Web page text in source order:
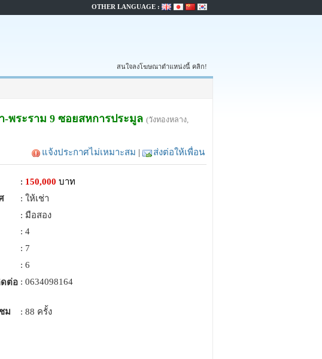
สนใจลงโฆษณาตำแหน่งนี้ คลิก!
OTHER LANGUAGE :
-พระราม 9 ซอยสหการประมูล (วังทองหลาง,
แจ้งประกาศไม่เหมาะสม | ส่งต่อให้เพื่อน
: 150,000 บาท
: ให้เช่า
: มือสอง
: 4
: 7
: 6
ดต่อ : 0634098164
ม : 88 ครั้ง